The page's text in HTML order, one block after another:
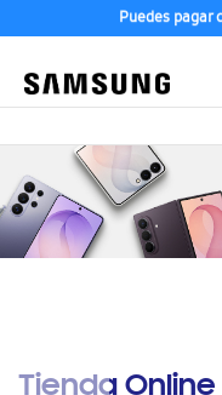
Puedes pagar
Tienda Online